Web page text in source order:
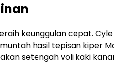
keunggulan cepat.
hasil tepisan kiper
setengah voli kaki